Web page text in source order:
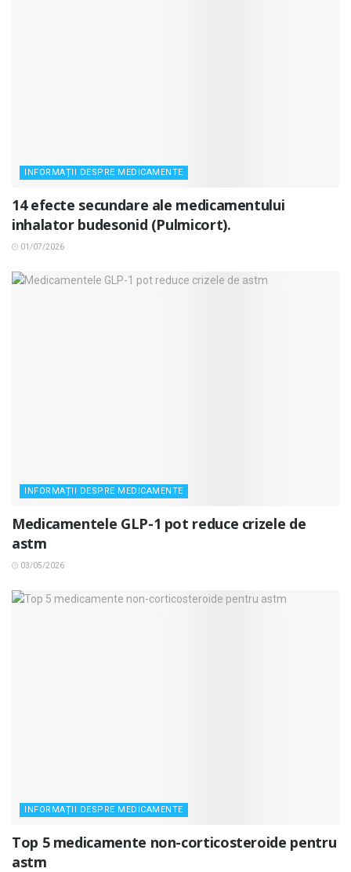
INFORMAȚII DESPRE MEDICAMENTE
14 efecte secundare ale medicamentului
inhalator budesonid (Pulmicort).
01/07/2026
INFORMAȚII DESPRE MEDICAMENTE
Medicamentele GLP-1 pot reduce crizele de
astm
03/05/2026
INFORMAȚII DESPRE MEDICAMENTE
Top 5 medicamente non-corticosteroide pentru
astm